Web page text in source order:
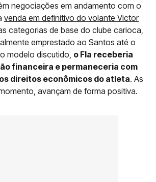
negociações em andamento com o
venda em definitivo do volante Victor
categorias de base do clube carioca,
emprestado ao Santos até o
modelo discutido, o Fla receberia
financeira e permaneceria com
direitos econômicos do atleta. As
avançam de forma positiva.